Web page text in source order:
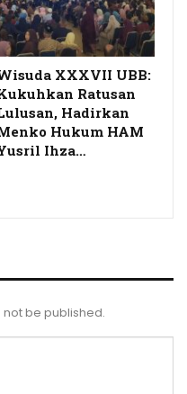
XXXVII UBB:
Ratusan
Hadirkan
Hukum HAM
Ihza…
be published.